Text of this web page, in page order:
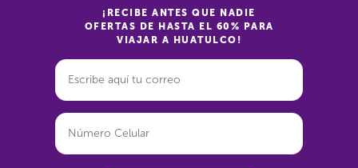
¡RECIBE ANTES QUE NADIE
OFERTAS DE HASTA EL 60% PARA
VIAJAR A HUATULCO!